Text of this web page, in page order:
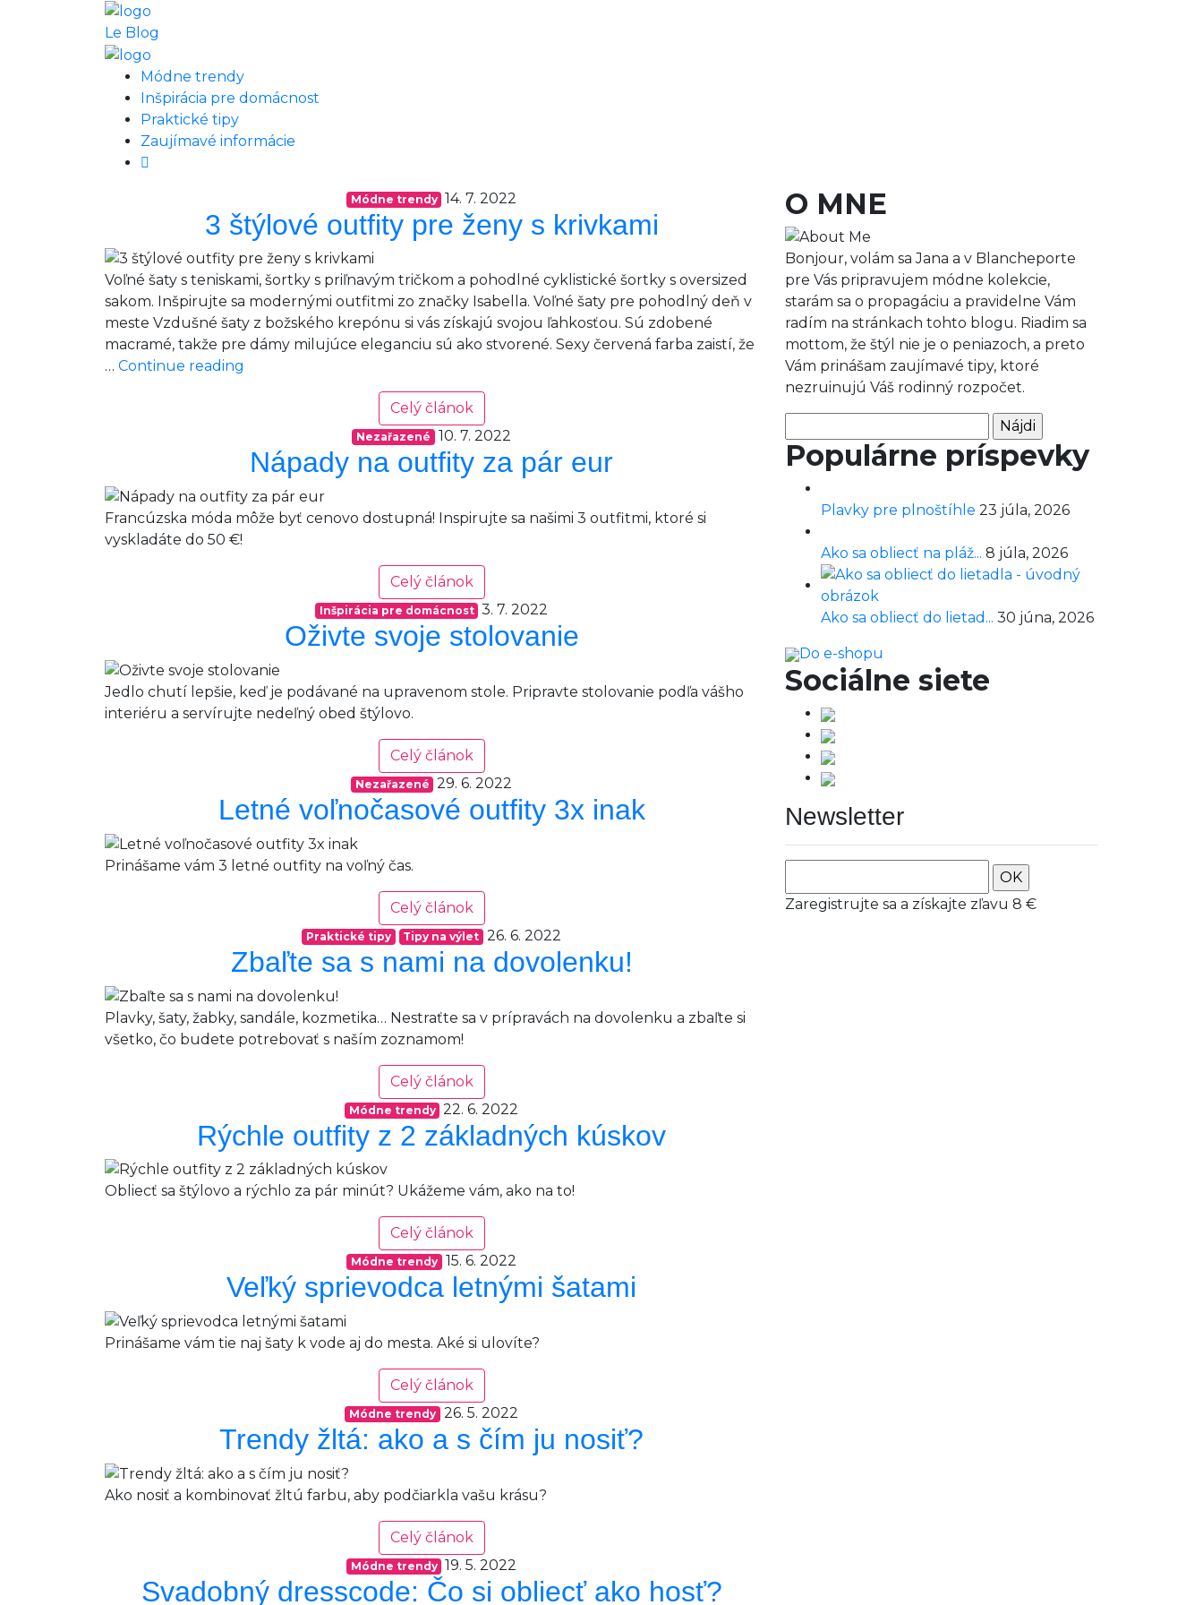
Le Blog
Módne trendy
Inšpirácia pre domácnost
Praktické tipy
Zaujímavé informácie
Módne trendy 14. 7. 2022
3 štýlové outfity pre ženy s krivkami
Voľné šaty s teniskami, šortky s priľnavým tričkom a pohodlné cyklistické šortky s oversized
sakom. Inšpirujte sa modernými outfitmi zo značky Isabella. Voľné šaty pre pohodlný deň v
meste Vzdušné šaty z božského krepónu si vás získajú svojou ľahkosťou. Sú zdobené
macramé, takže pre dámy milujúce eleganciu sú ako stvorené. Sexy červená farba zaistí, že
… Continue reading
ženy
krivkami
Celý článok
Nezařazené 10. 7. 2022
Nápady na outfity za pár eur
Francúzska móda môže byť cenovo dostupná! Inspirujte sa našimi 3 outfitmi, ktoré si
vyskladáte do 50 €!
Celý článok
Inšpirácia pre domácnost 3. 7. 2022
Oživte svoje stolovanie
Jedlo chutí lepšie, keď je podávané na upravenom stole. Pripravte stolovanie podľa vášho
interiéru a servírujte nedeľný obed štýlovo.
Celý článok
Nezařazené 29. 6. 2022
Letné voľnočasové outfity 3x inak
Prinášame vám 3 letné outfity na voľný čas.
Celý článok
Praktické tipy Tipy na výlet 26. 6. 2022
Zbaľte sa s nami na dovolenku!
Plavky, šaty, žabky, sandále, kozmetika… Nestraťte sa v prípravách na dovolenku a zbaľte si
všetko, čo budete potrebovať s naším zoznamom!
Celý článok
Módne trendy 22. 6. 2022
Rýchle outfity z 2 základných kúskov
Obliecť sa štýlovo a rýchlo za pár minút? Ukážeme vám, ako na to!
Celý článok
Módne trendy 15. 6. 2022
Veľký sprievodca letnými šatami
Prinášame vám tie naj šaty k vode aj do mesta. Aké si ulovíte?
Celý článok
Módne trendy 26. 5. 2022
Trendy žltá: ako a s čím ju nosiť?
Ako nosiť a kombinovať žltú farbu, aby podčiarkla vašu krásu?
Celý článok
Módne trendy 19. 5. 2022
Svadobný dresscode: Čo si obliecť ako hosť?
O MNE
Bonjour, volám sa Jana a v Blancheporte
pre Vás pripravujem módne kolekcie,
starám sa o propagáciu a pravidelne Vám
radím na stránkach tohto blogu. Riadim sa
mottom, že štýl nie je o peniazoch, a preto
Vám prinášam zaujímavé tipy, ktoré
nezruinujú Váš rodinný rozpočet.
Populárne príspevky
Plavky pre plnoštíhle 23 júla, 2026
Ako sa obliecť na pláž... 8 júla, 2026
Ako sa obliecť do lietad... 30 júna, 2026
Do e-shopu
Sociálne siete
Newsletter
OK
Zaregistrujte sa a získajte zľavu 8 €